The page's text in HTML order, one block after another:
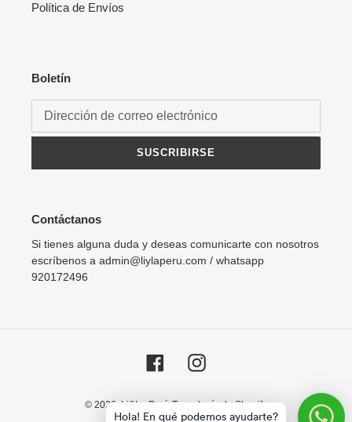
Política de Envíos
Boletín
SUSCRIBIRSE
Contáctanos
Si tienes alguna duda y deseas comunicarte con nosotros
escríbenos a admin@liylaperu.com / whatsapp
920172496
FacebookInstagram
© 2026,Li&La Perú Tecnología de Shopify
Hola! En qué podemos ayudarte?